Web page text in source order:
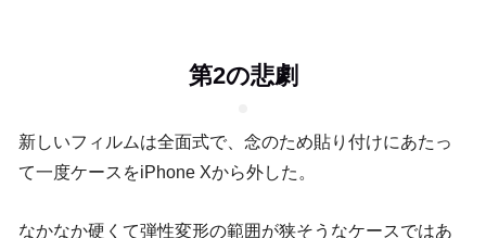
第2の悲劇
新しいフィルムは全面式で、念のため貼り付けにあたっ
て一度ケースをiPhone Xから外した。
なかなか硬くて弾性変形の範囲が狭そうなケースではあ